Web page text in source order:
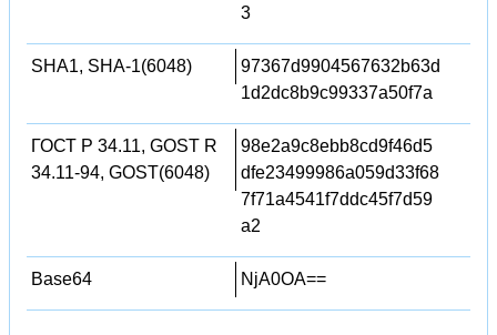
3
SHA1, SHA-1(6048)
97367d9904567632b63d
1d2dc8b9c99337a50f7a
ГОСТ Р 34.11, GOST R
34.11-94, GOST(6048)
98e2a9c8ebb8cd9f46d5
dfe23499986a059d33f68
7f71a4541f7ddc45f7d59
a2
Base64 NjA0OA==